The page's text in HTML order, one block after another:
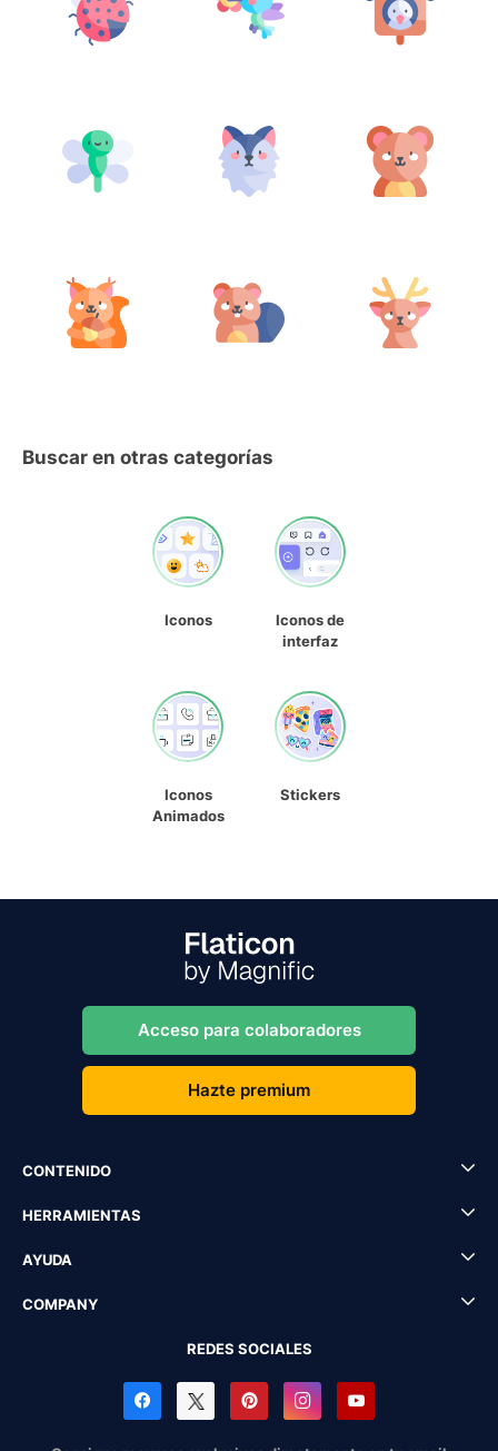
Buscar en otras categorías
Iconos
Iconos de
interfaz
Iconos
Animados
Stickers
Acceso para colaboradores
Hazte premium
CONTENIDO
HERRAMIENTAS
AYUDA
COMPANY
REDES SOCIALES